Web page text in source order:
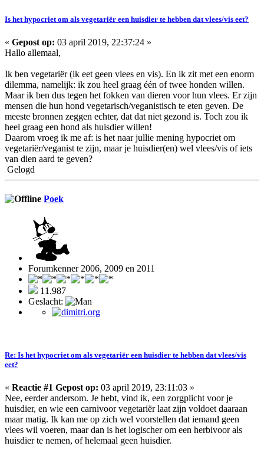
Is het hypocriet om als vegetariër een huisdier te hebben dat vlees/vis eet?
« Gepost op: 03 april 2019, 22:37:24 »
Hallo allemaal,
Ik ben vegetariër (ik eet geen vlees en vis). En ik zit met een enorm
dilemma, namelijk: ik zou heel graag één of twee honden willen.
Maar ik ben dus tegen het fokken van dieren voor hun vlees. Er zijn
mensen die hun hond vegetarisch/veganistisch te eten geven. De
meeste bronnen zeggen echter, dat dat niet gezond is. Toch zou ik
heel graag een hond als huisdier willen!
Daarom vroeg ik me af: is het naar jullie mening hypocriet om
vegetariër/veganist te zijn, maar je huisdier(en) wel vlees/vis of iets
van dien aard te geven?
Gelogd
Poek
Forumkenner 2006, 2009 en 2011
11.987
Geslacht:
Re: Is het hypocriet om als vegetariër een huisdier te hebben dat vlees/vis
eet?
« Reactie #1 Gepost op: 03 april 2019, 23:11:03 »
Nee, eerder andersom. Je hebt, vind ik, een zorgplicht voor je
huisdier, en wie een carnivoor vegetariër laat zijn voldoet daaraan
maar matig. Ik kan me op zich wel voorstellen dat iemand geen
vlees wil voeren, maar dan is het logischer om een herbivoor als
huisdier te nemen, of helemaal geen huisdier.